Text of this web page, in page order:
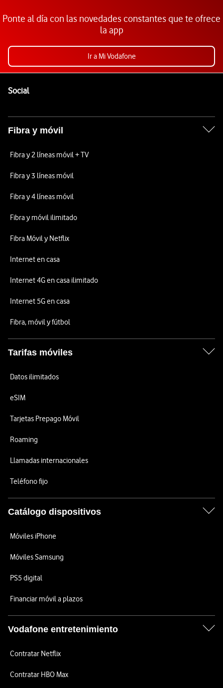
Ponte al día con las novedades constantes que te ofrece
la app
Ir a Mi Vodafone
SocialEnlaces a las redes sociales de Vodafone
Fibra y móvil
Fibra y 2 líneas móvil + TV
Fibra y 3 líneas móvil
Fibra y 4 líneas móvil
Fibra y móvil ilimitado
Fibra Móvil y Netflix
Internet en casa
Internet 4G en casa ilimitado
Internet 5G en casa
Fibra, móvil y fútbol
Tarifas móviles
Datos ilimitados
eSIM
Tarjetas Prepago Móvil
Roaming
Llamadas internacionales
Teléfono fijo
Catálogo dispositivos
Móviles iPhone
Móviles Samsung
PS5 digital
Financiar móvil a plazos
Vodafone entretenimiento
Contratar Netflix
Contratar HBO Max